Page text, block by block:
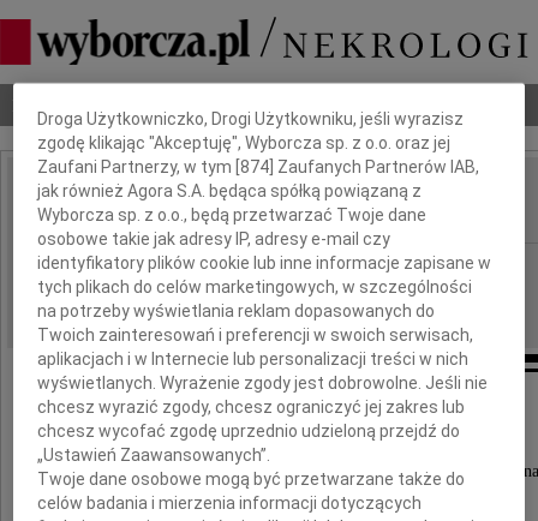
IMIĘ I NAZWISKO: Wiesława Żurkowska
REGION: Warszawa
DATA EMISJI: 09.10.2009
Z głębokim żalem zawiadamiamy,
że w dniu 2 października 2009 roku odeszła od
ukochana Mama i Babcia
Dbamy o Twoją prywatność
Droga Użytkowniczko, Drogi Użytkowniku, jeśli wyrazisz
zgodę klikając "Akceptuję", Wyborcza sp. z o.o. oraz jej
Zaufani Partnerzy, w tym [874 ] Zaufanych Partnerów IAB,
jak również Agora S.A. będąca spółką powiązaną z
Wyborcza sp. z o.o., będą przetwarzać Twoje dane
osobowe takie jak adresy IP, adresy e-mail czy
identyfikatory plików cookie lub inne informacje zapisane w
tych plikach do celów marketingowych, w szczególności
na potrzeby wyświetlania reklam dopasowanych do
Twoich zainteresowań i preferencji w swoich serwisach,
aplikacjach i w Internecie lub personalizacji treści w nich
wyświetlanych. Wyrażenie zgody jest dobrowolne. Jeśli nie
chcesz wyrazić zgody, chcesz ograniczyć jej zakres lub
chcesz wycofać zgodę uprzednio udzieloną przejdź do
„Ustawień Zaawansowanych”.
Twoje dane osobowe mogą być przetwarzane także do
celów badania i mierzenia informacji dotyczących